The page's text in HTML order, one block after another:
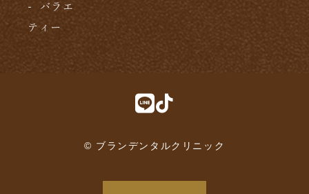
バラエ
ティー
© ブランデンタルクリニック